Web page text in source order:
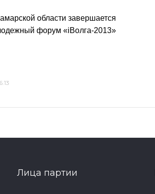
области завершается
форум «iВолга-2013»
Лица партии